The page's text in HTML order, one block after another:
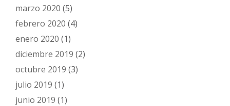
marzo 2020 (5)
febrero 2020 (4)
enero 2020 (1)
diciembre 2019 (2)
octubre 2019 (3)
julio 2019 (1)
junio 2019 (1)